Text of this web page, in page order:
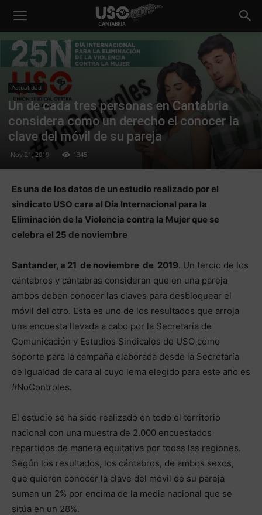
Actualidad
Un de cada tres personas en Cantabria
considera como un derecho el conocer la
clave del móvil de su pareja
Nov 21, 2019 1345
Es una de los datos de un estudio realizado por el
sindicato USO cara al Día Internacional para la
Eliminación de la Violencia contra la Mujer que se
celebra el 25 de noviembre
Santander, a 21 de noviembre de 2019. Un tercio de los
cántabros y cántabras consideran que en una pareja
ambos deben conocer las claves para desbloquear el
móvil del otro. Esta es uno de los resultados que arroja
una encuesta llevada a cabo por la Secretaría de
Comunicación y Estudios Sindicales de USO como
soporte para la campaña elaborada desde la Secretaría
de Igualdad de cara al cuyo lema elegido para este año es
#NoControles.
El estudio se ha sido realizado en todo el territorio
nacional con una muestra de 2.000 encuestados
repartidos de manera equitativa por todas las regiones.
Según los resultados, los cántabros, de ambos sexos,
que quieren conocer la clave del móvil de su pareja
suman un 2% por encima de la media nacional que se
sitúa en un 28%.